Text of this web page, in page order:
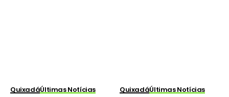
QuixadáÚltimas Notícias QuixadáÚltimas Notícias